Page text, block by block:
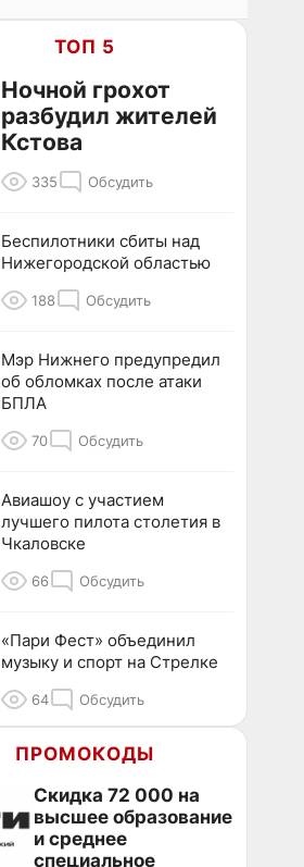
ТОП 5
Ночной грохот
разбудил жителей
Кстова
335 Обсудить
Беспилотники сбиты над
Нижегородской областью
188 Обсудить
Мэр Нижнего предупредил
об обломках после атаки
БПЛА
70 Обсудить
Авиашоу с участием
лучшего пилота столетия в
Чкаловске
66 Обсудить
«Пари Фест» объединил
музыку и спорт на Стрелке
64 Обсудить
ПРОМОКОДЫ
Скидка 72 000 на
высшее образование
и среднее
специальное